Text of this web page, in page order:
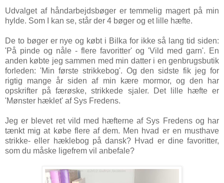
Udvalget af håndarbejdsbøger er temmelig magert på min
hylde. Som I kan se, står der 4 bøger og et lille hæfte.
De to bøger er nye og købt i Bilka for ikke så lang tid siden:
'På pinde og nåle - flere favoritter' og 'Vild med garn'. En
anden købte jeg sammen med min datter i en genbrugsbutik
forleden: 'Min første strikkebog'. Og den sidste fik jeg for
rigtig mange år siden af min kære mormor, og den har
opskrifter på færøske, strikkede sjaler. Det lille hæfte er
'Mønster hæklet' af Sys Fredens.
Jeg er blevet ret vild med hæfterne af Sys Fredens og har
tænkt mig at købe flere af dem. Men hvad er en musthave
strikke- eller hæklebog på dansk? Hvad er dine favoritter,
som du måske ligefrem vil anbefale?